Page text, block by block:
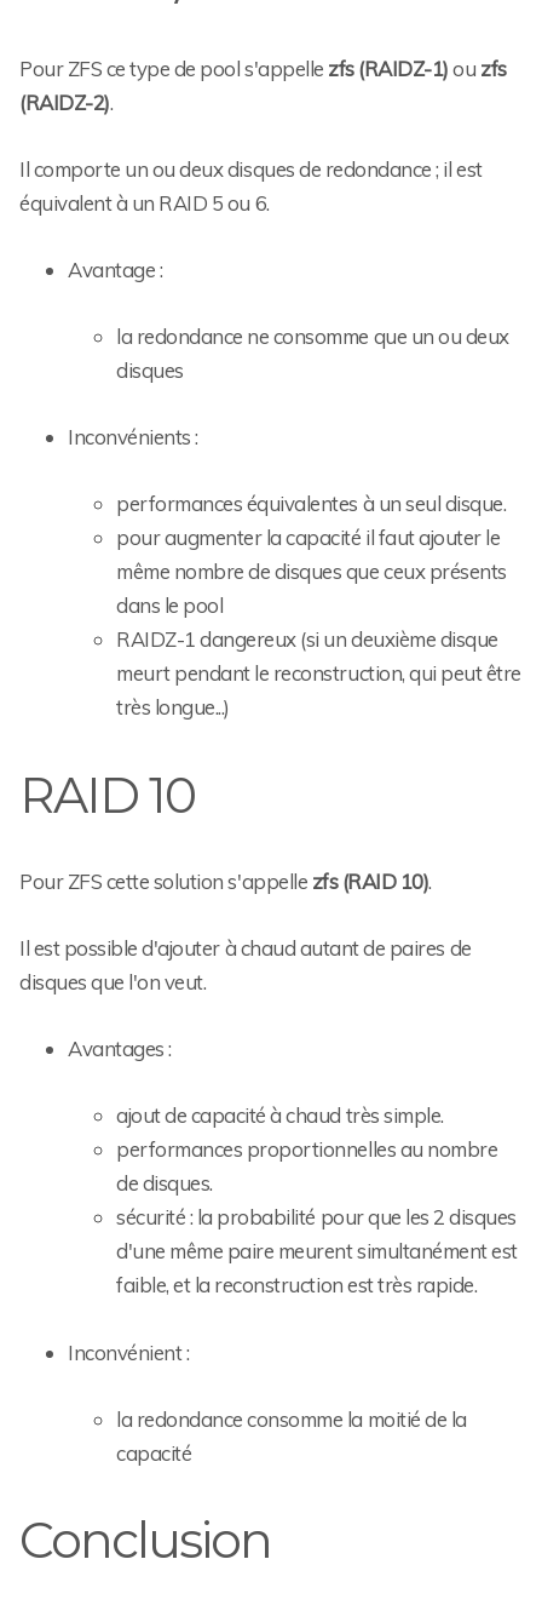
Pour ZFS ce type de pool s'appelle zfs (RAIDZ-1)ou zfs
(RAIDZ-2).
Il comporte un ou deux disques de redondance ; il est
équivalent à un RAID 5 ou 6.
Avantage :
la redondance ne consomme que un ou deux
disques
Inconvénients :
performances équivalentes à un seul disque.
pour augmenter la capacité il faut ajouter le
même nombre de disques que ceux présents
dans le pool
RAIDZ-1 dangereux (si un deuxième disque
meurt pendant le reconstruction, qui peut être
très longue...)
RAID 10
Pour ZFS cette solution s'appelle zfs (RAID 10).
Il est possible d'ajouter à chaud autant de paires de
disques que l'on veut.
Avantages :
ajout de capacité à chaud très simple.
performances proportionnelles au nombre
de disques.
sécurité : la probabilité pour que les 2 disques
d'une même paire meurent simultanément est
faible, et la reconstruction est très rapide.
Inconvénient :
la redondance consomme la moitié de la
capacité
Conclusion